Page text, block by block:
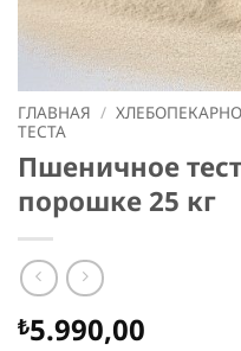
ГЛАВНАЯ /
ТЕСТА
Пшеничное
порошке 25 кг
₺5.990,00